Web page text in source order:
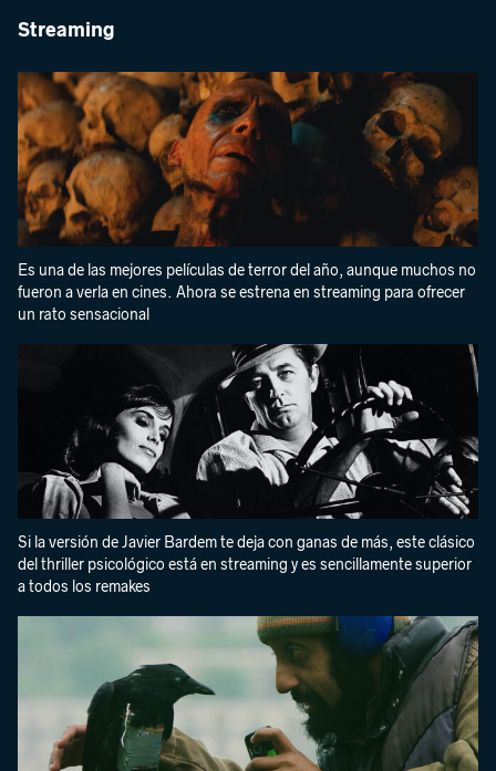
Streaming
Es una de las mejores películas de terror del año, aunque muchos no
fueron a verla en cines. Ahora se estrena en streaming para ofrecer
un rato sensacional
Si la versión de Javier Bardem te deja con ganas de más, este clásico
del thriller psicológico está en streaming y es sencillamente superior
a todos los remakes